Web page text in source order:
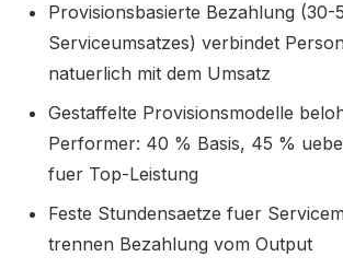
Provisionsbasierte Bezahlung (30-
Serviceumsatzes) verbindet
natuerlich mit dem Umsatz
Gestaffelte Provisionsmodelle
Performer: 40 % Basis, 45 %
fuer Top-Leistung
Feste Stundensaetze fuer
trennen Bezahlung vom Output